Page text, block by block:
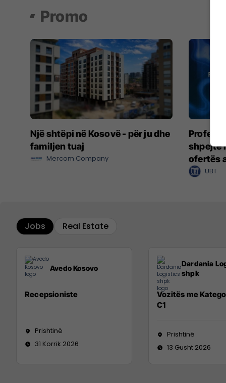
Promo
Një shtëpi në Kosovë - për ju dhe
familjen tuaj
Mercom Company
shpejtë
ofertës
UBT
Jobs Real Estate
Avedo Kosovo
Recepsioniste
Prishtinë
31 Korrik 2026
Dardania
shpk
Vozitës me
C1
Prishtinë
13 Gusht 2026